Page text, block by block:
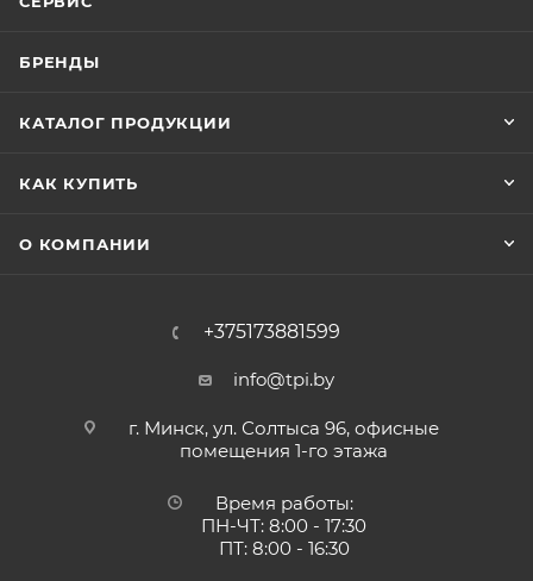
БРЕНДЫ
КАТАЛОГ ПРОДУКЦИИ
КАК КУПИТЬ
О КОМПАНИИ
+375173881599
info@tpi.by
г. Минск, ул. Солтыса 96, офисные
помещения 1-го этажа
Время работы:
ПН-ЧТ: 8:00 - 17:30
ПТ: 8:00 - 16:30